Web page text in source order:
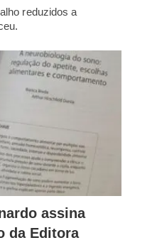
reduzidos a
assina
da Editora